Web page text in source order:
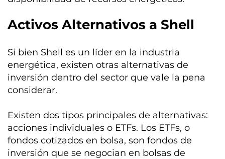
Activos Alternativos a Shell
Si bien Shell es un líder en la industria
energética, existen otras alternativas de
inversión dentro del sector que vale la pena
considerar.
Existen dos tipos principales de alternativas:
acciones individuales o ETFs. Los ETFs, o
fondos cotizados en bolsa, son fondos de
inversión que se negocian en bolsas de